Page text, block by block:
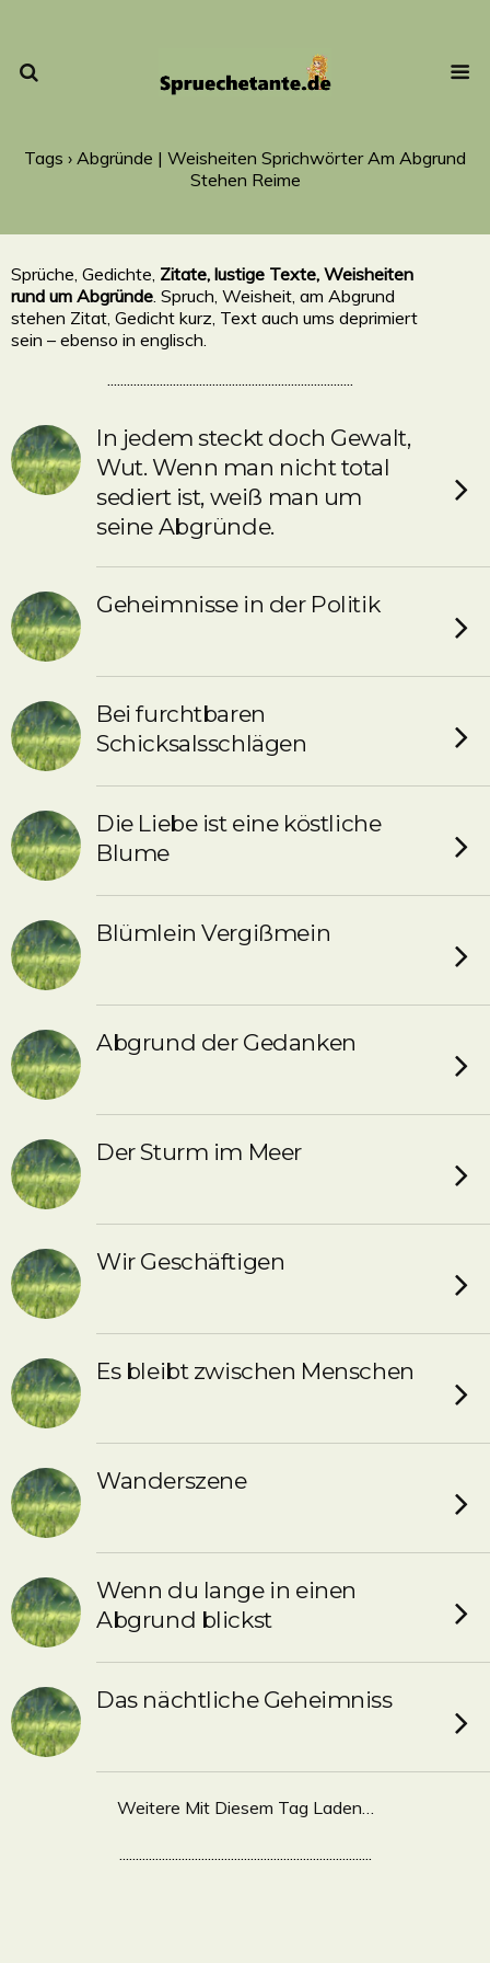
Tags › Abgründe | Weisheiten Sprichwörter Am Abgrund
Stehen Reime
Sprüche, Gedichte, Zitate, lustige Texte, Weisheiten
rund um Abgründe. Spruch, Weisheit, am Abgrund
stehen Zitat, Gedicht kurz, Text auch ums deprimiert
sein – ebenso in englisch.
...........................................................................
In jedem steckt doch Gewalt,
Wut. Wenn man nicht total
sediert ist, weiß man um
seine Abgründe.
Geheimnisse in der Politik
Bei furchtbaren
Schicksalsschlägen
Die Liebe ist eine köstliche
Blume
Blümlein Vergißmein
Abgrund der Gedanken
Der Sturm im Meer
Wir Geschäftigen
Es bleibt zwischen Menschen
Wanderszene
Wenn du lange in einen
Abgrund blickst
Das nächtliche Geheimniss
Weitere Mit Diesem Tag Laden…
.............................................................................